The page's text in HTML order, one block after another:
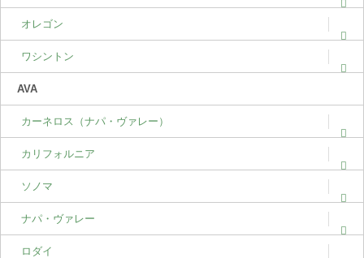
オレゴン
ワシントン
AVA
カーネロス（ナパ・ヴァレー）
カリフォルニア
ソノマ
ナパ・ヴァレー
ロダイ